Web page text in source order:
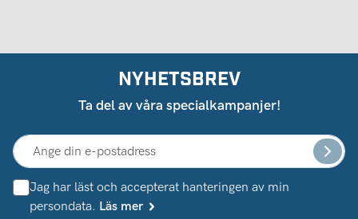
NYHETSBREV
Ta del av våra specialkampanjer!
Jag har läst och accepterat hanteringen av min
persondata. Läs mer